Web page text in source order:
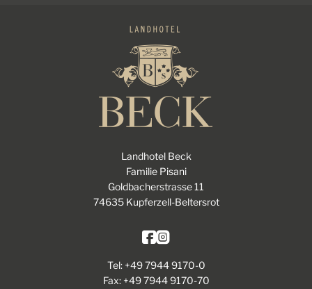
Landhotel Beck
Familie Pisani
Goldbacherstrasse 11
74635 Kupferzell-Beltersrot
Tel: +49 7944 9170-0
Fax: +49 7944 9170-70